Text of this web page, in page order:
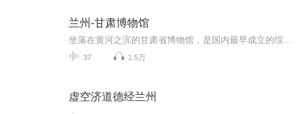
兰州-甘肃博物馆
37 1.5万
虚空济道德经兰州